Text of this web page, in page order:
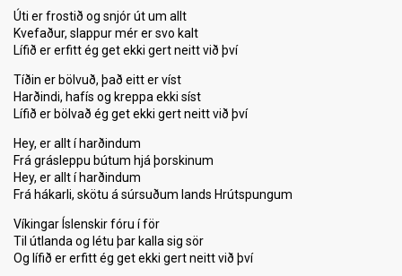
Úti er frostið og snjór út um allt
Kvefaður, slappur mér er svo kalt
Lífið er erfitt ég get ekki gert neitt við því
Tíðin er bölvuð, það eitt er víst
Harðindi, hafís og kreppa ekki síst
Lífið er bölvað ég get ekki gert neitt við því
Hey, er allt í harðindum
Frá grásleppu bútum hjá þorskinum
Hey, er allt í harðindum
Frá hákarli, skötu á súrsuðum lands Hrútspungum
Víkingar Íslenskir fóru í för
Til útlanda og létu þar kalla sig sör
Og lífið er erfitt ég get ekki gert neitt við því